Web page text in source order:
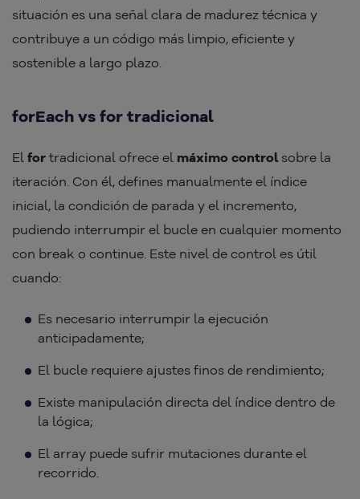
situación es una señal clara de madurez técnica y
contribuye a un código más limpio, eficiente y
sostenible a largo plazo.
forEach vs for tradicional
El for tradicional ofrece el máximo controlsobre la
iteración. Con él, defines manualmente el índice
inicial, la condición de parada y el incremento,
pudiendo interrumpir el bucle en cualquier momento
con break o continue. Este nivel de control es útil
cuando:
Es necesario interrumpir la ejecución
anticipadamente;
El bucle requiere ajustes finos de rendimiento;
Existe manipulación directa del índice dentro de
la lógica;
El array puede sufrir mutaciones durante el
recorrido.